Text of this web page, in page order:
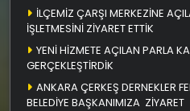
İLÇEMİZ ÇARŞI MERKEZİNE
İŞLETMESİNİ ZİYARET ETTİK
YENİ HİZMETE AÇILAN PARLA
GERÇEKLEŞTİRDİK
ANKARA ÇERKEŞ DERNEKLER
BELEDİYE BAŞKANIMIZA ZİYARET